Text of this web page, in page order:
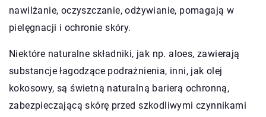
nawilżanie, oczyszczanie, odżywianie, pomagają w
pielęgnacji i ochronie skóry.
Niektóre naturalne składniki, jak np. aloes, zawierają
substancje łagodzące podrażnienia, inni, jak olej
kokosowy, są świetną naturalną barierą ochronną,
zabezpieczającą skórę przed szkodliwymi czynnikami